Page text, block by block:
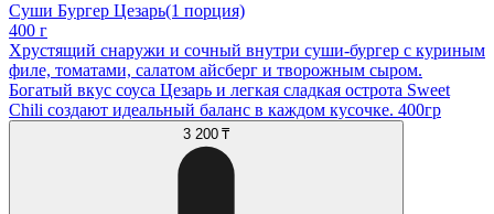
Суши Бургер Цезарь(1 порция)
400 г
Хрустящий снаружи и сочный внутри суши-бургер с куриным
филе, томатами, салатом айсберг и творожным сыром.
Богатый вкус соуса Цезарь и легкая сладкая острота Sweet
Chili создают идеальный баланс в каждом кусочке. 400гр
3 200 ₸